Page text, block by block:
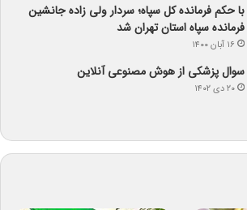
با حکم فرمانده کل سپاه؛ سردار ولی زاده جانشین
فرمانده سپاه استان تهران شد
۱۶ آبان ۱۴۰۰
سوال پزشکی از هوش مصنوعی آنلاین
۲۰ دی ۱۴۰۲